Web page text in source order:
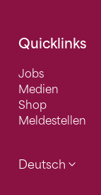
Quicklinks
Jobs
Medien
Shop
Meldestellen
Deutsch